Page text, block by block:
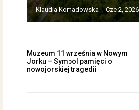
Klaudia Komadowska - Cze 2, 2026
Muzeum 11 września w Nowym
Jorku – Symbol pamięci o
nowojorskiej tragedii